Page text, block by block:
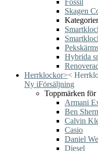
Fossil
Skagen
Kategorier
Hybrida
Herrklockor><
Ny iFörsäljning
Toppmärken för
Armani
Ben
Calvin
Casio
Daniel
Diesel